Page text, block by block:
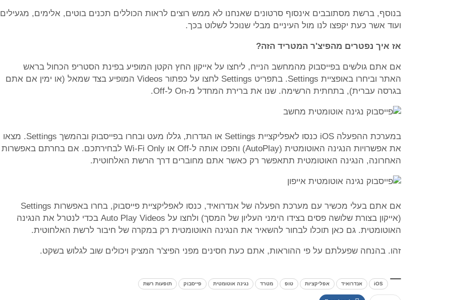
בנוסף, ברשת מסתובבים אינסוף סרטונים שאנחנו לא ממש רוצים לראות הכוללים תכנים בוטים, אלימים, מגעילים
ועוד אשר כעת יקפצו לנו מול העיניים מבלי שנוכל לשלוט בכך.
אז איך נפטרים מהפיצ'ר המטריד הזה?
אם אתם גולשים בפייסבוק מהמחשב הנייח, ליחצו על אייקון החץ הקטן המופיע בפינת הסטריפ הכחול בראש
האתר וביחרו באופציית Settings. בתפריט Settings לחצו על כפתור Videos המופיע בצד שמאל (או ימין אם אתם
בגרסה עברית), בתחתית הרשימה. שנו את ברירת המחדל מ-On ל-Off.
במערכת ההפעלה iOS כנסו לאפליקציית Settings או הגדרות, גללו מעט ובחרו בפייסבוק ובהמשך Settings. מצאו
את אפשרויות הנגינה האוטומטית (AutoPlay) והפכו אותה ל-Off או Wi-Fi Only לבחירתכם. אם בחרתם באפשרות
האחרונה, הנגינה האוטומטית תתאפשר רק כאשר אתם מחוברים דרך הרשת האלחוטית.
אם אתם בעלי מכשיר עם מערכת הפעלה של אנדרואיד, כנסו לאפליקציית פייסבוק, בחרו באפשרות Settings
(אייקון בצורת שלושה פסים בצידו הימני העליון של המסך) ולחצו על Auto Play Videos בכדי לנטרל את הנגינה
האוטומטית. גם כאן תוכלו לבחור להשאיר את הנגינה האוטומטית רק במקרה של חיבור לרשת האלחוטית.
זהו. בהנחה שפעלתם על פי ההוראות, אתם כעת חסינים מפני הפיצ'ר המציק ויכולים שוב לגלוש בשקט.
iOS אנדרואיד אפליקציות טופ מטרד נגינה אוטומטית פייסבוק תופעות רשת